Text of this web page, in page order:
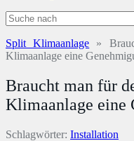
Split Klimaanlage »
Klimaanlage eine
Braucht man für
Klimaanlage eine
Schlagwörter: Installation